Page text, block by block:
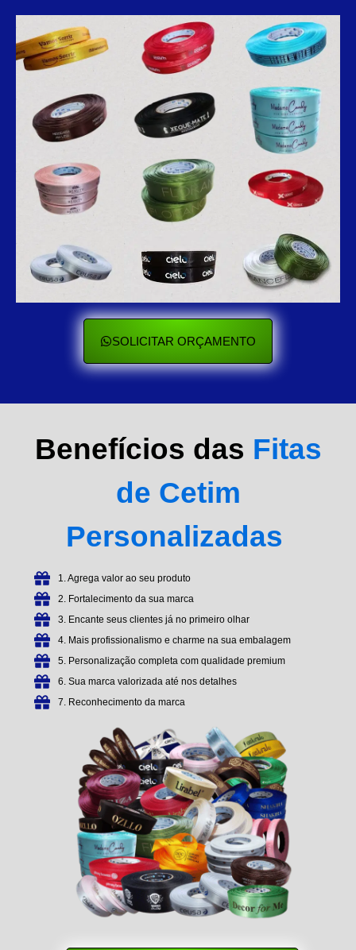
SOLICITAR ORÇAMENTO
Benefícios das Fitas
de Cetim
Personalizadas
1. Agrega valor ao seu produto
2. Fortalecimento da sua marca
3. Encante seus clientes já no primeiro olhar
4. Mais profissionalismo e charme na sua embalagem
5. Personalização completa com qualidade premium
6. Sua marca valorizada até nos detalhes
7. Reconhecimento da marca